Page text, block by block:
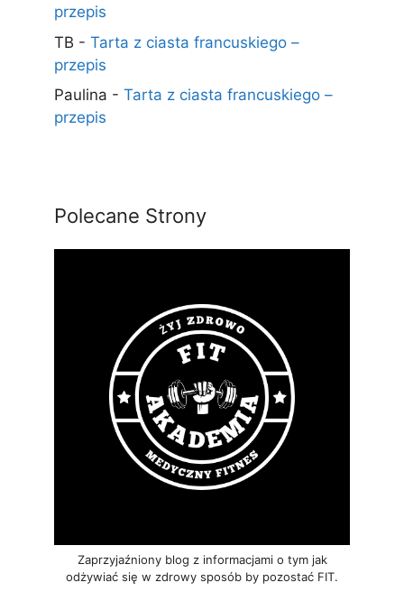
przepis
TB - Tarta z ciasta francuskiego –
przepis
Paulina - Tarta z ciasta francuskiego –
przepis
Polecane Strony
Zaprzyjaźniony blog z informacjami o tym jak
odżywiać się w zdrowy sposób by pozostać FIT.